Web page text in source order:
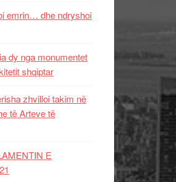
emrin… dhe ndryshoi
dy nga monumentet
shqiptar
zhvilloi takim në
të Arteve të
E